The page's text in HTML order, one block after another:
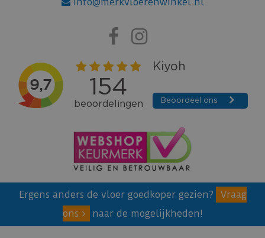
Ergens anders de vloer goedkoper gezien?
Vraag
ons
naar de mogelijkheden!